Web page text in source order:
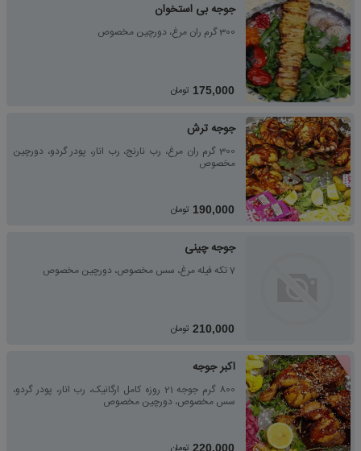
جوجه بی استخوان
300 گرم ران مرغ، دورچین مخصوص
175,000 تومان
جوجه ترش
300 گرم ران مرغ، رب نارنج، رب انار، پودر گردو، دورچین
مخصوص
190,000 تومان
جوجه چینی
7 تکه فیله مرغ، سس مخصوص، دورچین مخصوص
210,000 تومان
اکبر جوجه
800 گرم جوجه 21 روزه کامل ارگانیک، رب انار، پودر گردو،
سس مخصوص، دورچین مخصوص
220,000